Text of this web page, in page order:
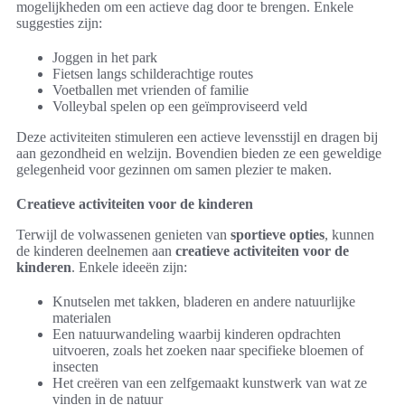
mogelijkheden om een actieve dag door te brengen. Enkele
suggesties zijn:
Joggen in het park
Fietsen langs schilderachtige routes
Voetballen met vrienden of familie
Volleybal spelen op een geïmproviseerd veld
Deze activiteiten stimuleren een actieve levensstijl en dragen bij
aan gezondheid en welzijn. Bovendien bieden ze een geweldige
gelegenheid voor gezinnen om samen plezier te maken.
Creatieve activiteiten voor de kinderen
Terwijl de volwassenen genieten van sportieve opties, kunnen
de kinderen deelnemen aan creatieve activiteiten voor de
kinderen. Enkele ideeën zijn:
Knutselen met takken, bladeren en andere natuurlijke
materialen
Een natuurwandeling waarbij kinderen opdrachten
uitvoeren, zoals het zoeken naar specifieke bloemen of
insecten
Het creëren van een zelfgemaakt kunstwerk van wat ze
vinden in de natuur